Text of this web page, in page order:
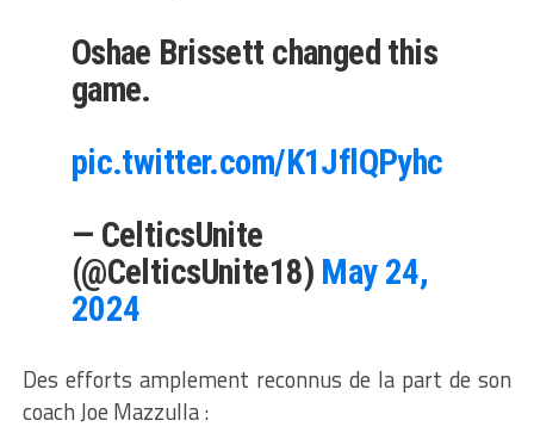
Oshae Brissett changed this
game.
pic.twitter.com/K1JflQPyhc
— CelticsUnite
(@CelticsUnite18) May 24,
2024
Des efforts amplement reconnus de la part de son
coach Joe Mazzulla :